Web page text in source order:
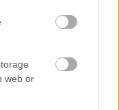
web or